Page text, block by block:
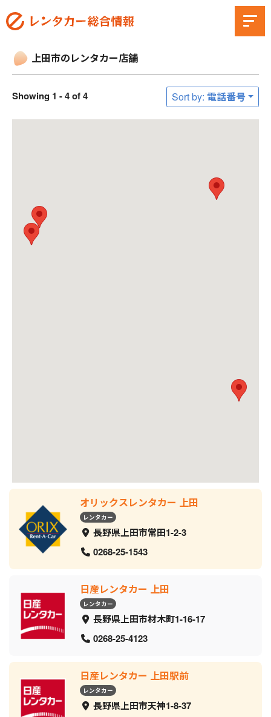
上田市のレンタカー店舗
Showing 1 - 4 of 4 Sort by: 電話番号
オリックスレンタカー 上田
レンタカー
長野県上田市常田1-2-3
0268-25-1543
日産レンタカー 上田
レンタカー
長野県上田市材木町1-16-17
0268-25-4123
日産レンタカー 上田駅前
レンタカー
長野県上田市天神1-8-37